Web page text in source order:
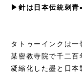
▶︎針は日本伝統刺青
タトゥーインクは一
某密教寺院で千二百
凝縮化した墨と日本